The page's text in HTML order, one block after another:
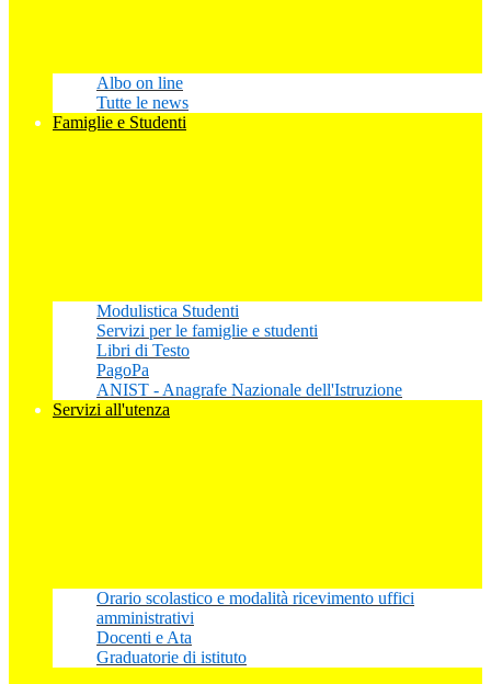
Albo on line
Tutte le news
Famiglie e Studenti
Modulistica Studenti
Servizi per le famiglie e studenti
Libri di Testo
PagoPa
ANIST - Anagrafe Nazionale dell'Istruzione
Servizi all'utenza
Orario scolastico e modalità ricevimento uffici
amministrativi
Docenti e Ata
Graduatorie di istituto